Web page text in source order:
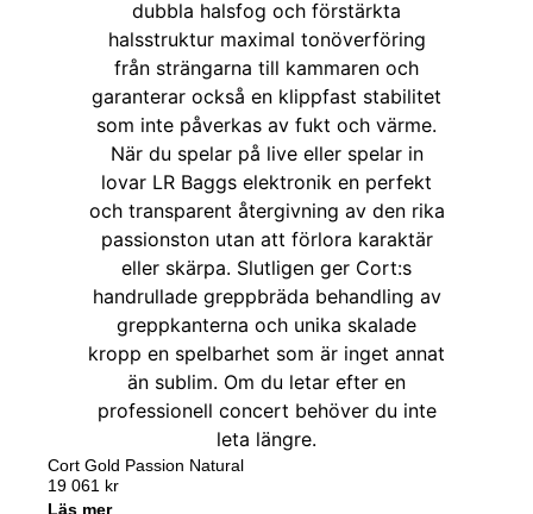
Cort Gold Passion Natural
19 061 kr
Läs mer